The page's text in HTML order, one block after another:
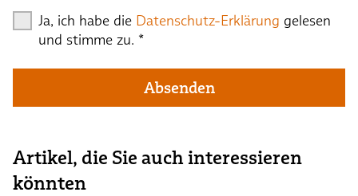
Ja, ich habe die Datenschutz-Erklärung gelesen
und stimme zu. *
Absenden
Artikel, die Sie auch interessieren
könnten